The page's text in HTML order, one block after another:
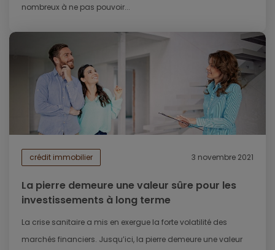
nombreux à ne pas pouvoir...
crédit immobilier 3 novembre 2021
La pierre demeure une valeur sûre pour les
investissements à long terme
La crise sanitaire a mis en exergue la forte volatilité des
marchés financiers. Jusqu’ici, la pierre demeure une valeur